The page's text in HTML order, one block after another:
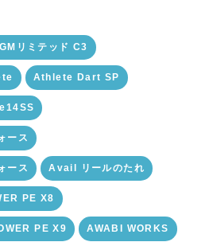
リミテッド C3
Athlete Dart SP
ース
ース Avail リールのたれ
PE X8
PE X9 AWABI WORKS